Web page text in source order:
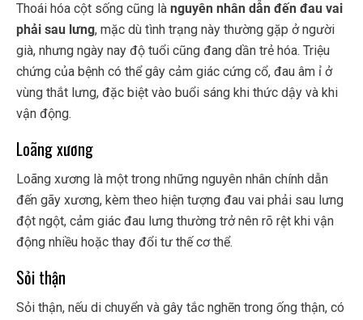
Thoái hóa cột sống cũng là nguyên nhân dẫn đến đau vai
phải sau lưng, mặc dù tình trạng này thường gặp ở người
già, nhưng ngày nay độ tuổi cũng đang dần trẻ hóa. Triệu
chứng của bệnh có thể gây cảm giác cứng cổ, đau âm ỉ ở
vùng thắt lưng, đặc biệt vào buổi sáng khi thức dậy và khi
vận động.
Loãng xương
Loãng xương là một trong những nguyên nhân chính dẫn
đến gãy xương, kèm theo hiện tượng đau vai phải sau lưng
đột ngột, cảm giác đau lưng thường trở nên rõ rệt khi vận
động nhiều hoặc thay đổi tư thế cơ thể.
Sỏi thận
Sỏi thận, nếu di chuyển và gây tắc nghẽn trong ống thận, có